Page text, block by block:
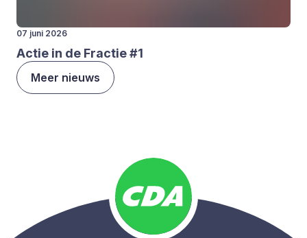
07 juni 2026
Actie in de Frac­tie #1
Meer nieuws